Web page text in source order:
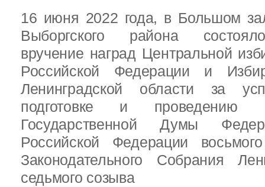
16 июня 2022 года, в Большом
Выборгского района
вручение наград Центральной
Российской Федерации и
Ленинградской области за
подготовке и проведению
Государственной Думы
Российской Федерации
Законодательного Собрания
седьмого созыва